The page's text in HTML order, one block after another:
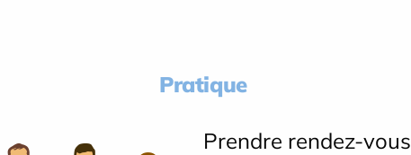
Pratique
Prendre rendez-vous